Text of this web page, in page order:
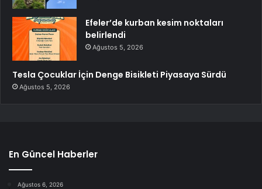
Efeler’de kurban kesim noktaları
belirlendi
Ağustos 5, 2026
Tesla Çocuklar İçin Denge Bisikleti Piyasaya Sürdü
Ağustos 5, 2026
En Güncel Haberler
Ağustos 6, 2026